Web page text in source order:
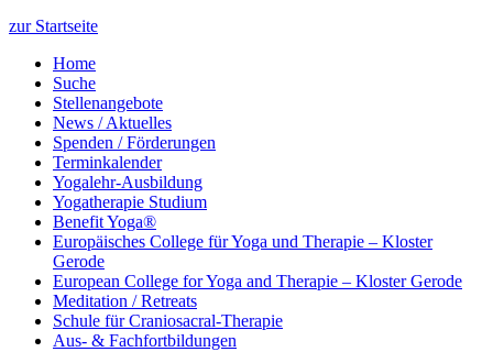
zur Startseite
Home
Suche
Stellenangebote
News / Aktuelles
Spenden / Förderungen
Terminkalender
Yogalehr-Ausbildung
Yogatherapie Studium
Benefit Yoga®
Europäisches College für Yoga und Therapie – Kloster
Gerode
European College for Yoga and Therapie – Kloster Gerode
Meditation / Retreats
Schule für Craniosacral-Therapie
Aus- & Fachfortbildungen